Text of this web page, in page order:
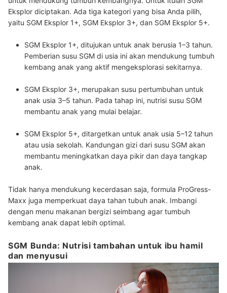
Eksplor diciptakan. Ada tiga kategori yang bisa Anda pilih,
yaitu SGM Eksplor 1+, SGM Eksplor 3+, dan SGM Eksplor 5+.
SGM Eksplor 1+, ditujukan untuk anak berusia 1–3 tahun.
Pemberian susu SGM di usia ini akan mendukung tumbuh
kembang anak yang aktif mengeksplorasi sekitarnya.
SGM Eksplor 3+, merupakan susu pertumbuhan untuk
anak usia 3–5 tahun. Pada tahap ini, nutrisi susu SGM
membantu anak yang mulai belajar.
SGM Eksplor 5+, ditargetkan untuk anak usia 5–12 tahun
atau usia sekolah. Kandungan gizi dari susu SGM akan
membantu meningkatkan daya pikir dan daya tangkap
anak.
Tidak hanya mendukung kecerdasan saja, formula ProGress-
Maxx juga memperkuat daya tahan tubuh anak. Imbangi
dengan menu makanan bergizi seimbang agar tumbuh
kembang anak dapat lebih optimal.
SGM Bunda: Nutrisi tambahan untuk ibu hamil
dan menyusui